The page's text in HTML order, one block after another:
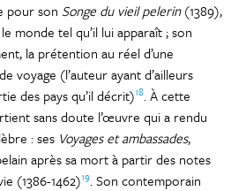
pour son Songe du vieil pelerin(1389),
monde tel qu’il lui apparaît ; son
la prétention au réel d’une
voyage (l’auteur ayant d’ailleurs
des pays qu’il décrit)18. À cette
sans doute l’œuvre qui a rendu
: ses Voyages et ambassades,
après sa mort à partir des notes
(1386-1462)19. Son contemporain